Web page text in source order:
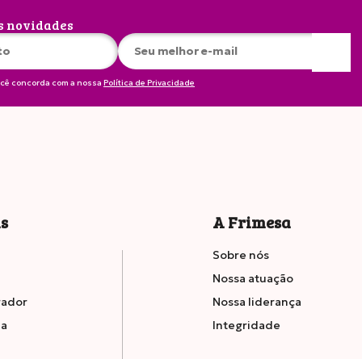
novidades
concorda com a nossa Política de Privacidade
A Frimesa
Sobre nós
Nossa atuação
Nossa liderança
Integridade